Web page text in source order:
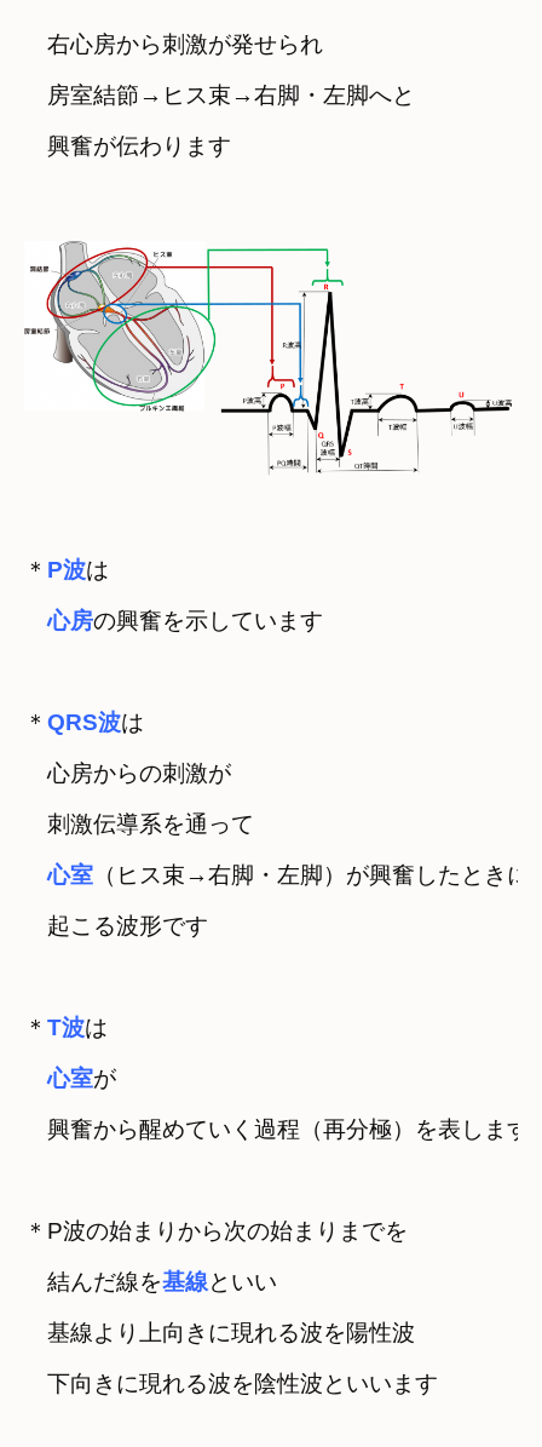
右心房から刺激が発せられ
房室結節→ヒス束→右脚・左脚へと
興奮が伝わります
＊ P波は
心房の興奮を示しています
＊ QRS波は
心房からの刺激が
刺激伝導系を通って
心室 （ヒス束→右脚・左脚）が興奮したときに
起こる波形です
＊ T波は
心室が
興奮から醒めていく過程（再分極）を表します
＊P波の始まりから次の始まりまでを
結んだ線を基線といい
基線より上向きに現れる波を陽性波
下向きに現れる波を陰性波といいます